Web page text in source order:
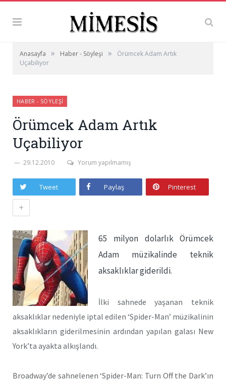
Anasayfa » Haber - Söyleşi »
Örümcek Adam Artık
Uçabiliyor
HABER - SÖYLEŞI
Örümcek Adam Artık
Uçabiliyor
29.12.2010 Yorum yapılmamış
Tweet Paylaş Pinterest
+
65 milyon dolarlık Örümcek
Adam müzikalinde teknik
aksaklıklar giderildi.
İlki sahnede yaşanan teknik
aksaklıklar nedeniyle iptal edilen ‘Spider-Man’ müzikalinin
aksaklıkların giderilmesinin ardından yapılan galası New
York’ta ayakta alkışlandı.
Broadway’de sahnelenen ‘Spider-Man: Turn Off the Dark’ın